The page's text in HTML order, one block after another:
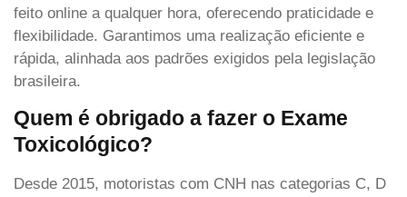
feito online a qualquer hora, oferecendo praticidade e
flexibilidade. Garantimos uma realização eficiente e
rápida, alinhada aos padrões exigidos pela legislação
brasileira.
Quem é obrigado a fazer o Exame
Toxicológico?
Desde 2015, motoristas com CNH nas categorias C, D